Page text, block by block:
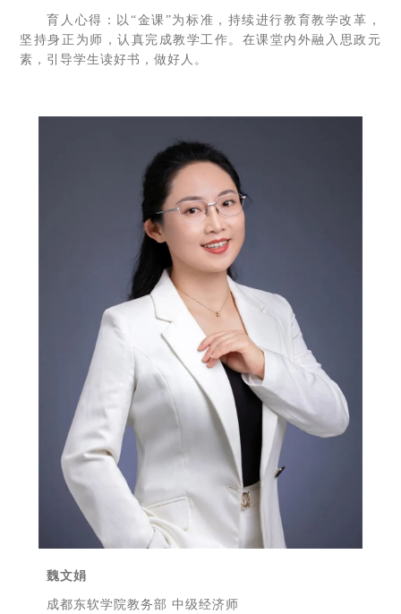
育人心得：以“金课”为标准，持续进行教育教学改革，
坚持身正为师，认真完成教学工作。在课堂内外融入思政元
素，引导学生读好书，做好人。
魏文娟
成都东软学院教务部 中级经济师